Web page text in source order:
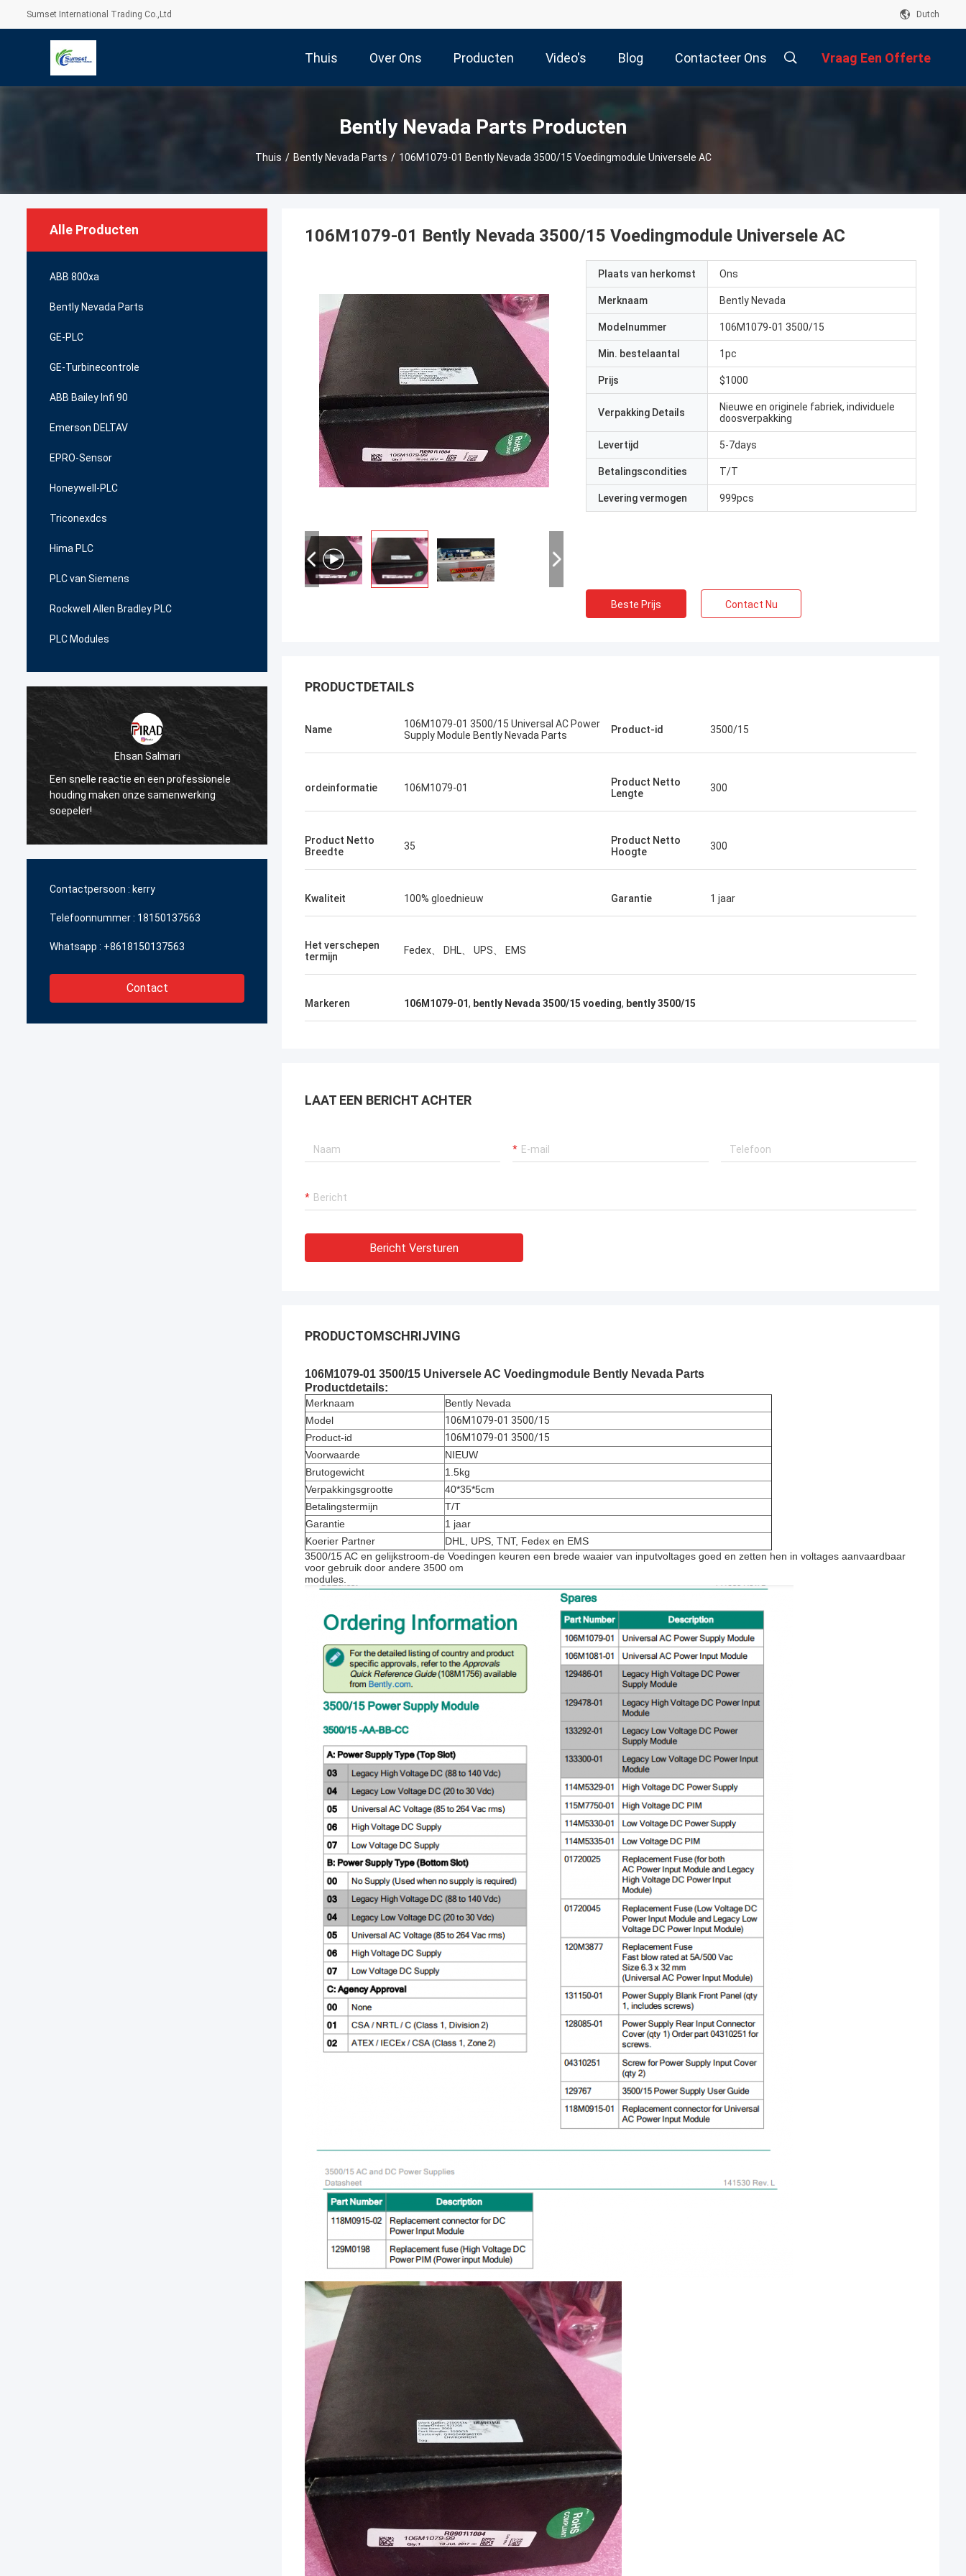
Sumset International Trading Co.,Ltd Dutch
Thuis Over Ons Producten Video's Blog Contacteer Ons Vraag Een Offerte
Bently Nevada Parts Producten
Thuis / Bently Nevada Parts / 106M1079-01 Bently Nevada 3500/15 Voedingmodule Universele AC
Alle Producten
ABB 800xa
Bently Nevada Parts
GE-PLC
GE-Turbinecontrole
ABB Bailey Infi 90
Emerson DELTAV
EPRO-Sensor
Honeywell-PLC
Triconexdcs
Hima PLC
PLC van Siemens
Rockwell Allen Bradley PLC
PLC Modules
Ehsan Salmari
Een snelle reactie en een professionele
houding maken onze samenwerking
soepeler!
Bruno Nascimento
steun bij het leveren van hoogwaardige en
betaalbare producten.
Contactpersoon : kerry
Telefoonnummer : 18150137563
Whatsapp : +8618150137563
Contact
106M1079-01 Bently Nevada 3500/15 Voedingmodule Universele AC
Plaats van herkomst Ons
Merknaam Bently Nevada
Modelnummer 106M1079-01 3500/15
Min. bestelaantal 1pc
Prijs $1000
Verpakking Details
Nieuwe en originele fabriek, individuele
doosverpakking
Levertijd 5-7days
Betalingscondities T/T
Levering vermogen 999pcs
Beste Prijs Contact Nu
PRODUCTDETAILS
Name
106M1079-01 3500/15 Universal AC Power
Supply Module Bently Nevada Parts
Product-id 3500/15
ordeinformatie 106M1079-01
Product Netto
Lengte
300
Product Netto
Breedte
35
Product Netto
Hoogte
300
Kwaliteit 100% gloednieuw Garantie 1 jaar
Het verschepen
termijn
Fedex、 DHL、 UPS、 EMS
Markeren 106M1079-01, bently Nevada 3500/15 voeding, bently 3500/15
LAAT EEN BERICHT ACHTER
Bericht Versturen
PRODUCTOMSCHRIJVING
106M1079-01 3500/15 Universele AC Voedingmodule Bently Nevada Parts
Productdetails:
Merknaam
Bently Nevada
Model
106M1079-01 3500/15
Product-id
106M1079-01 3500/15
Voorwaarde
NIEUW
Brutogewicht
1.5kg
Verpakkingsgrootte
40*35*5cm
Betalingstermijn
T/T
Garantie
1 jaar
Koerier Partner
DHL, UPS, TNT, Fedex en EMS
3500/15 AC en gelijkstroom-de Voedingen keuren een brede waaier van inputvoltages goed en zetten hen in voltages aanvaardbaar
voor gebruik door andere 3500 om
modules.